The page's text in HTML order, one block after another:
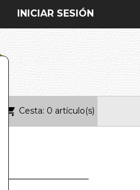
INICIAR SESIÓN
Cesta: 0 artículo(s)